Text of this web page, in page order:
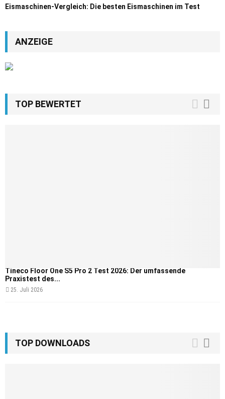
Eismaschinen-Vergleich: Die besten Eismaschinen im Test
ANZEIGE
TOP BEWERTET
Tineco Floor One S5 Pro 2 Test 2026: Der umfassende
Praxistest des...
25. Juli 2026
TOP DOWNLOADS